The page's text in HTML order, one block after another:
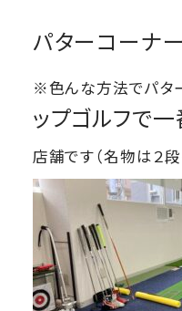
パターコーナ
※色んな方法でパタ
ップゴルフで
店舗です（名物は２